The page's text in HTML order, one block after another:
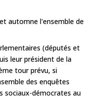
automne l'ensemble de
(députés et
leur président de la
tour prévu, si
des enquêtes
sociaux-démocrates au